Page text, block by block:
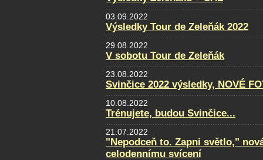
03.09.2022
Výsledky Tour de Zeleňák 2022
29.08.2022
V sobotu Tour de Zeleňák
23.08.2022
Svinčice 2022 výsledky, NOVÉ
10.08.2022
Trénujete, budou Svinčice...
21.07.2022
"Nepodceň to. Zapni světlo,"
celodennímu svícení